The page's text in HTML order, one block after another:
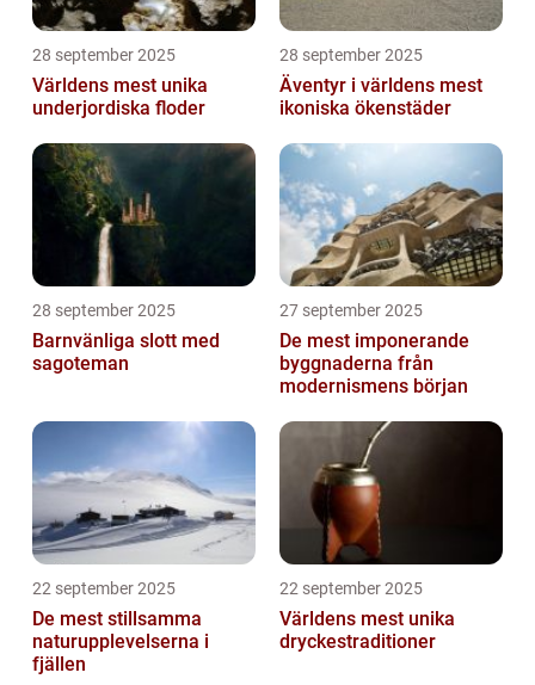
28 september 2025
Världens mest unika
underjordiska floder
28 september 2025
Äventyr i världens mest
ikoniska ökenstäder
28 september 2025
Barnvänliga slott med
sagoteman
27 september 2025
De mest imponerande
byggnaderna från
modernismens början
22 september 2025
De mest stillsamma
naturupplevelserna i
fjällen
22 september 2025
Världens mest unika
dryckestraditioner